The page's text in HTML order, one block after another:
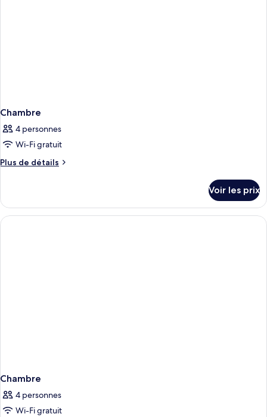
Chambre
4 personnes
Wi-Fi gratuit
Plus de détails
Plus
le
type
de
Voir les prix
Chambre
4 personnes
Wi-Fi gratuit